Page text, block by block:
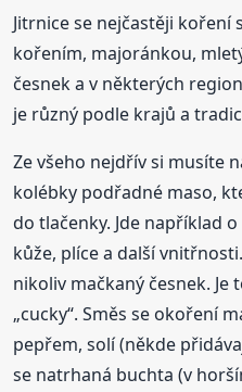
Jitrnice se nejčastěji
kořením, majoránkou,
česnek a v některých
je různý podle krajů a
Ze všeho nejdřív si musíte
kolébky podřadné maso,
do tlačenky. Jde například
kůže, plíce a další
nikoliv mačkaný česnek.
„cucky“. Směs se okoření
pepřem, solí (někde
se natrhaná buchta (v